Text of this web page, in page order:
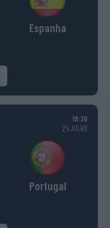
Espanha
19:30
25 JULHO
Portugal